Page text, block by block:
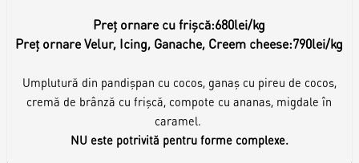
Preț ornare cu frișcă:680lei/kg
Preț ornare Velur, Icing, Ganache, Creem cheese:790lei/kg
Umplutură din pandișpan cu cocos, ganaș cu pireu de cocos,
cremă de brânză cu frișcă, compote cu ananas, migdale în
caramel.
NU este potrivită pentru forme complexe.